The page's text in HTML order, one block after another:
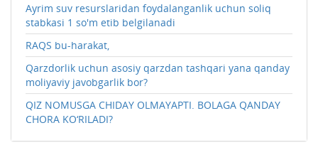
Ayrim suv resurslaridan foydalanganlik uchun soliq
stabkasi 1 so'm etib belgilanadi
RAQS bu-harakat,
Qarzdorlik uchun asosiy qarzdan tashqari yana qanday
moliyaviy javobgarlik bor?
QIZ NOMUSGA CHIDAY OLMAYAPTI. BOLAGA QANDAY
CHORA KO‘RILADI?